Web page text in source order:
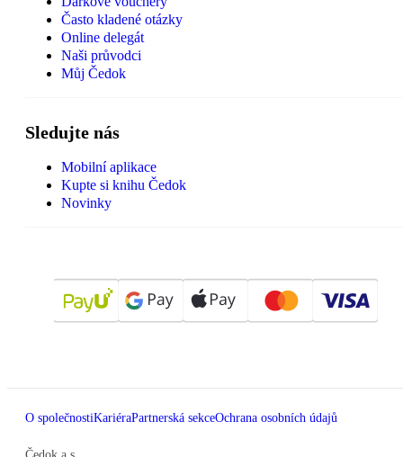
Často kladené otázky
Online delegát
Naši průvodci
Můj Čedok
Sledujte nás
Mobilní aplikace
Kupte si knihu Čedok
Novinky
O společnostiKariéraPartnerská sekceOchrana osobních údajů